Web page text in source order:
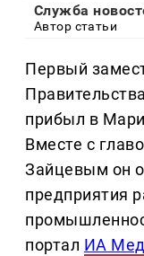
Служба
Автор статьи
Первый
прибыл в
Вместе с
Зайцевым он
предприятия
портал ИА